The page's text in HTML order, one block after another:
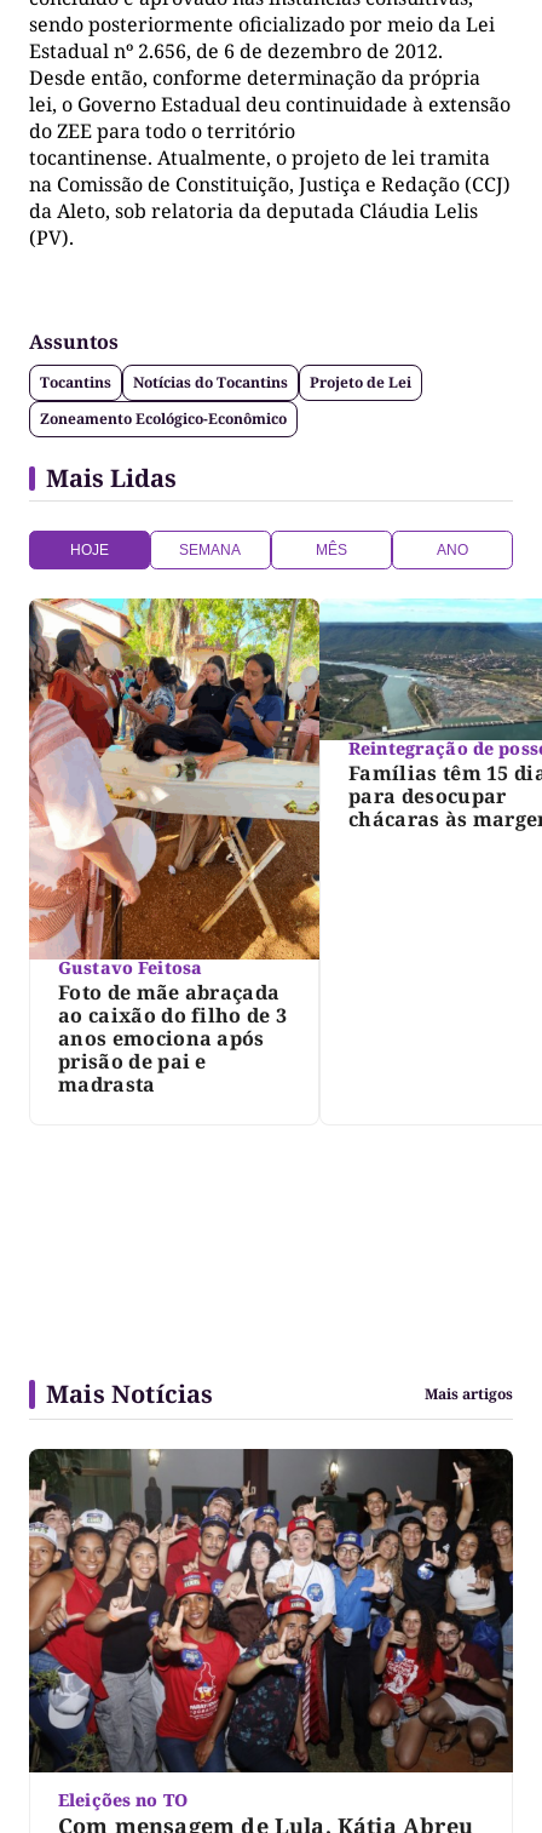
sendo posteriormente oficializado por meio da Lei
Estadual nº 2.656, de 6 de dezembro de 2012.
Desde então, conforme determinação da própria
lei, o Governo Estadual deu continuidade à extensão
do ZEE para todo o território
tocantinense. Atualmente, o projeto de lei tramita
na Comissão de Constituição, Justiça e Redação (CCJ)
da Aleto, sob relatoria da deputada Cláudia Lelis
(PV).
Assuntos
Tocantins Notícias do Tocantins
Projeto de Lei
Zoneamento Ecológico-Econômico
Mais Lidas
HOJE SEMANA MÊS ANO
Gustavo Feitosa
Foto de mãe abraçada
ao caixão do filho de 3
anos emociona após
prisão de pai e
madrasta
Reintegração de
Famílias têm 15
para desocupar
chácaras às
Mais Notícias Mais artigos
Eleições no TO
Com mensagem de Lula, Kátia Abreu